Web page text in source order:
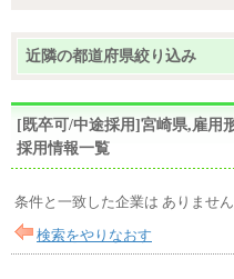
近隣の都道府県絞り込み
[既卒可/中途採用]宮崎県,雇用
採用情報一覧
条件と一致した企業は ありません
検索をやりなおす